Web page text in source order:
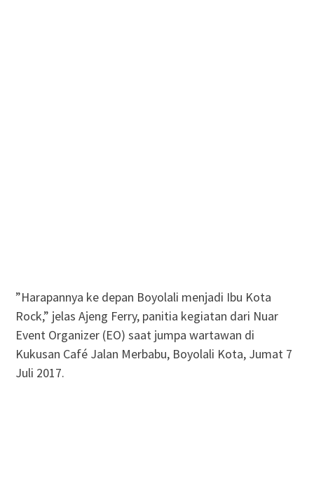
”Harapannya ke depan Boyolali menjadi Ibu Kota
Rock,” jelas Ajeng Ferry, panitia kegiatan dari Nuar
Event Organizer (EO) saat jumpa wartawan di
Kukusan Café Jalan Merbabu, Boyolali Kota, Jumat 7
Juli 2017.